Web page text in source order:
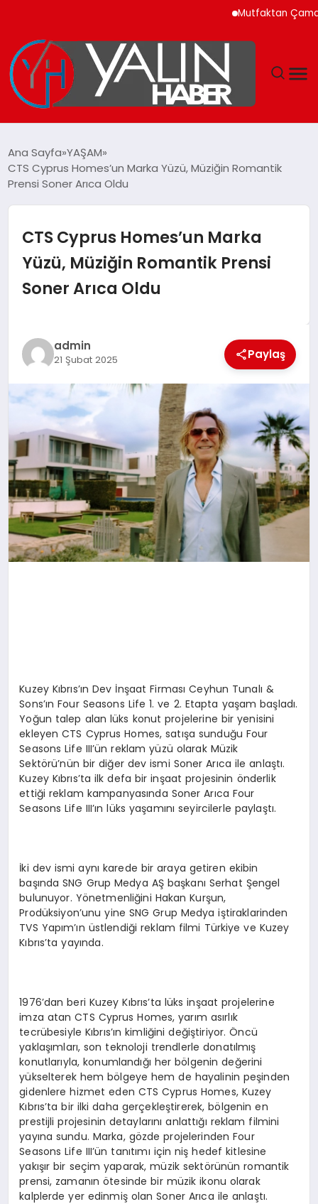
Mutfaktan Çamaşır
SPOR
YAŞAM
TEKNOLOJİ
MAGAZİN
SAĞLIK
Ana Sayfa YAŞAM
CTS Cyprus Homes’un Marka Yüzü, Müziğin Romantik
Prensi Soner Arıca Oldu
CTS Cyprus Homes’un Marka
Yüzü, Müziğin Romantik Prensi
Soner Arıca Oldu
admin
21 Şubat 2025 Paylaş
Kuzey Kıbrıs’ın Dev İnşaat Firması Ceyhun Tunalı &
Sons’ın Four Seasons Life 1. ve 2. Etapta yaşam başladı.
Yoğun talep alan lüks konut projelerine bir yenisini
ekleyen CTS Cyprus Homes, satışa sunduğu Four
Seasons Life III’ün reklam yüzü olarak Müzik
Sektörü’nün bir diğer dev ismi Soner Arıca ile anlaştı.
Kuzey Kıbrıs’ta ilk defa bir inşaat projesinin önderlik
ettiği reklam kampanyasında Soner Arıca Four
Seasons Life III’ın lüks yaşamını seyircilerle paylaştı.
İki dev ismi aynı karede bir araya getiren ekibin
başında SNG Grup Medya AŞ başkanı Serhat Şengel
bulunuyor. Yönetmenliğini Hakan Kurşun,
Prodüksiyon’unu yine SNG Grup Medya iştiraklarinden
TVS Yapım’ın üstlendiği reklam filmi Türkiye ve Kuzey
Kıbrıs’ta yayında.
1976’dan beri Kuzey Kıbrıs’ta lüks inşaat projelerine
imza atan CTS Cyprus Homes, yarım asırlık
tecrübesiyle Kıbrıs’ın kimliğini değiştiriyor. Öncü
yaklaşımları, son teknoloji trendlerle donatılmış
konutlarıyla, konumlandığı her bölgenin değerini
yükselterek hem bölgeye hem de hayalinin peşinden
gidenlere hizmet eden CTS Cyprus Homes, Kuzey
Kıbrıs’ta bir ilki daha gerçekleştirerek, bölgenin en
prestijli projesinin detaylarını anlattığı reklam filmini
yayına sundu. Marka, gözde projelerinden Four
Seasons Life III’ün tanıtımı için niş hedef kitlesine
yakışır bir seçim yaparak, müzik sektörünün romantik
prensi, zamanın ötesinde bir müzik ikonu olarak
kalplerde yer edinmiş olan Soner Arıca ile anlaştı.